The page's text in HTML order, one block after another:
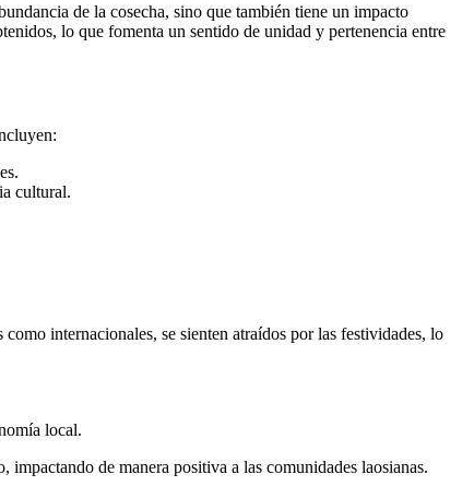
de la cosecha, sino que también tiene un impacto
lo que fomenta un sentido de unidad y pertenencia entre
cultural.
internacionales, se sienten atraídos por las festividades, lo
local.
de manera positiva a las comunidades laosianas.